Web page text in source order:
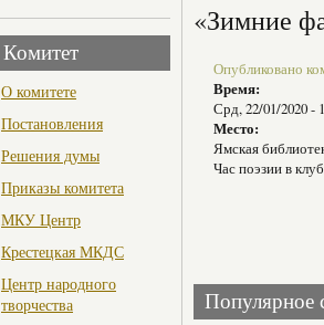
Комитет
О комитете
Постановления
Решения думы
Приказы комитета
МКУ Центр
Крестецкая МКДС
Центр народного
творчества
«Зимние
Опубликовано
Время:
Срд, 22/01/2020 -
Место:
Ямская
Час поэзии в
Популярное